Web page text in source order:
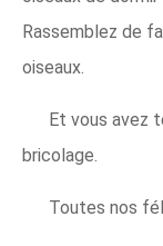
Rassemblez de
oiseaux.
Et vous avez
bricolage.
Toutes nos